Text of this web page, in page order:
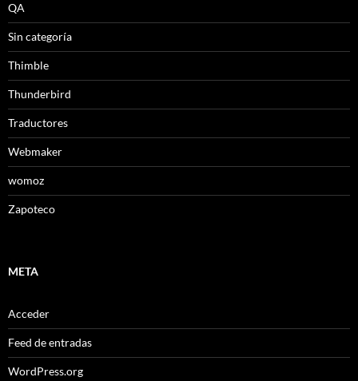
QA
Sin categoría
Thimble
Thunderbird
Traductores
Webmaker
womoz
Zapoteco
META
Acceder
Feed de entradas
WordPress.org